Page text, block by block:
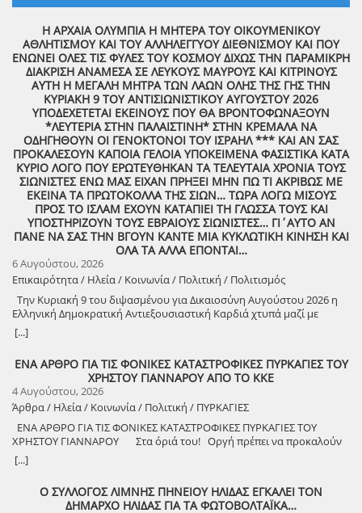
Η ΑΡΧΑΙΑ ΟΛΥΜΠΙΑ Η ΜΗΤΕΡΑ ΤΟΥ ΟΙΚΟΥΜΕΝΙΚΟΥ
ΑΘΛΗΤΙΣΜΟΥ ΚΑΙ ΤΟΥ ΑΛΛΗΛΕΓΓΥΟΥ ΔΙΕΘΝΙΣΜΟΥ ΚΑΙ ΠΟΥ
ΕΝΩΝΕΙ ΟΛΕΣ ΤΙΣ ΦΥΛΕΣ ΤΟΥ ΚΟΣΜΟΥ ΔΙΧΩΣ ΤΗΝ ΠΑΡΑΜΙΚΡΗ
ΔΙΑΚΡΙΣΗ ΑΝΑΜΕΣΑ ΣΕ ΛΕΥΚΟΥΣ ΜΑΥΡΟΥΣ ΚΑΙ ΚΙΤΡΙΝΟΥΣ
ΑΥΤΗ Η ΜΕΓΑΛΗ ΜΗΤΡΑ ΤΩΝ ΛΑΩΝ ΟΛΗΣ ΤΗΣ ΓΗΣ ΤΗΝ
ΚΥΡΙΑΚΗ 9 ΤΟΥ ΑΝΤΙΣΙΩΝΙΣΤΙΚΟΥ ΑΥΓΟΥΣΤΟΥ 2026
ΥΠΟΔΕΧΕΤΕΤΑΙ ΕΚΕΙΝΟΥΣ ΠΟΥ ΘΑ ΒΡΟΝΤΟΦΩΝΑΞΟΥΝ
*ΛΕΥΤΕΡΙΑ ΣΤΗΝ ΠΑΛΑΙΣΤΙΝΗ* ΣΤΗΝ ΚΡΕΜΑΛΑ ΝΑ
ΟΔΗΓΗΘΟΥΝ ΟΙ ΓΕΝΟΚΤΟΝΟΙ ΤΟΥ ΙΣΡΑΗΛ *** ΚΑΙ ΑΝ ΣΑΣ
ΠΡΟΚΑΛΕΣΟΥΝ ΚΑΠΟΙΑ ΓΕΛΟΙΑ ΥΠΟΚΕΙΜΕΝΑ ΦΑΣΙΣΤΙΚΑ ΚΑΤΑ
ΚΥΡΙΟ ΛΟΓΟ ΠΟΥ ΕΡΩΤΕΥΘΗΚΑΝ ΤΑ ΤΕΛΕΥΤΑΙΑ ΧΡΟΝΙΑ ΤΟΥΣ
ΣΙΩΝΙΣΤΕΣ ΕΝΩ ΜΑΣ ΕΙΧΑΝ ΠΡΗΞΕΙ ΜΗΝ ΠΩ ΤΙ ΑΚΡΙΒΩΣ ΜΕ
ΕΚΕΙΝΑ ΤΑ ΠΡΩΤΟΚΟΛΛΑ ΤΗΣ ΣΙΩΝ… ΤΩΡΑ ΛΟΓΩ ΜΙΣΟΥΣ
ΠΡΟΣ ΤΟ ΙΣΛΑΜ ΕΧΟΥΝ ΚΑΤΑΠΙΕΙ ΤΗ ΓΛΩΣΣΑ ΤΟΥΣ ΚΑΙ
ΥΠΟΣΤΗΡΙΖΟΥΝ ΤΟΥΣ ΕΒΡΑΙΟΥΣ ΣΙΩΝΙΣΤΕΣ… ΓΙ΄ΑΥΤΟ ΑΝ
ΠΑΝΕ ΝΑ ΣΑΣ ΤΗΝ ΒΓΟΥΝ ΚΑΝΤΕ ΜΙΑ ΚΥΚΛΩΤΙΚΗ ΚΙΝΗΣΗ ΚΑΙ
ΟΛΑ ΤΑ ΑΛΛΑ ΕΠΟΝΤΑΙ…
6 Αυγούστου, 2026
Επικαιρότητα / Ηλεία / Κοινωνία / Πολιτική / Πολιτισμός
Την Κυριακή 9 του διψασμένου για Δικαιοσύνη Αυγούστου 2026 η
Ελληνική Δημοκρατική Αντιεξουσιαστική Καρδιά χτυπά μαζί με
ΟΛΟΥΣ τους Συναγωνιστές για την Παλαιστίνη μέρα Μνήμης και
Αγώνα!
[...]
ΕΝΑ ΑΡΘΡΟ ΓΙΑ ΤΙΣ ΦΟΝΙΚΕΣ ΚΑΤΑΣΤΡΟΦΙΚΕΣ ΠΥΡΚΑΓΙΕΣ ΤΟΥ
ΧΡΗΣΤΟΥ ΓΙΑΝΝΑΡΟΥ ΑΠΟ ΤΟ ΚΚΕ
4 Αυγούστου, 2026
Άρθρα / Ηλεία / Κοινωνία / Πολιτική / ΠΥΡΚΑΓΙΕΣ
ΕΝΑ ΑΡΘΡΟ ΓΙΑ ΤΙΣ ΦΟΝΙΚΕΣ ΚΑΤΑΣΤΡΟΦΙΚΕΣ ΠΥΡΚΑΓΙΕΣ ΤΟΥ
ΧΡΗΣΤΟΥ ΓΙΑΝΝΑΡΟΥ Στα όριά του! Οργή πρέπει να προκαλούν
τα αναμασήματα του πρωθυπουργού και κυβερνητικών στελεχών,
που παίζουν την κασέτα της «κλιματικής αλλαγής» και της ατομικής
Αποκορύφωμα ήταν η δήλωση του υπουργού Πολιτικής Προστασίας,
ότι ο κρατικός μηχανισμός έχει φτάσει «στα όριά του», όταν πριν από
[...]
Ο ΣΥΛΛΟΓΟΣ ΛΙΜΝΗΣ ΠΗΝΕΙΟΥ ΗΛΙΔΑΣ ΕΓΚΑΛΕΙ ΤΟΝ
ΔΗΜΑΡΧΟ ΗΛΙΔΑΣ ΓΙΑ ΤΑ ΦΩΤΟΒΟΛΤΑΪΚΑ…